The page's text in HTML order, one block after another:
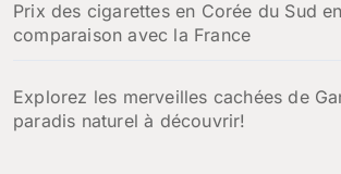
Prix des cigarettes en Corée du Sud
comparaison avec la France
Explorez les merveilles cachées de
paradis naturel à découvrir!